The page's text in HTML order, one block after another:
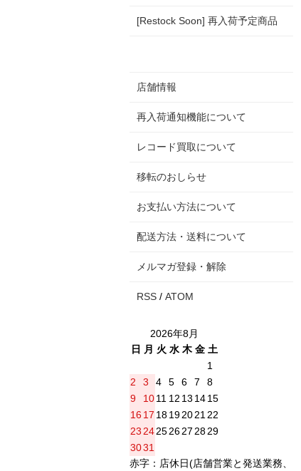
[Restock Soon] 再入荷予定商品
店舗情報
再入荷通知機能について
レコード買取について
移転のおしらせ
お支払い方法について
配送方法・送料について
メルマガ登録・解除
RSS / ATOM
2026年8月
日
月 火 水 木 金 土
1
2
3 4 5 6 7
8
9
1011 12 13 1415
16 17 18192021 22
23 24252627 2829
3031
赤字：店休日(店舗営業と発送業務、